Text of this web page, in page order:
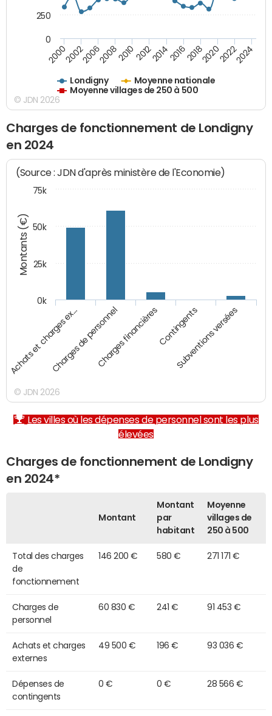
Londigny
Moyenne nationale
Moyenne villages de 250 à 500
200020022006200820102012201420162018202020222024
0
250
© JDN 2026
Charges de fonctionnement de Londigny
en 2024
Montants (€)
(Source : JDN d'après ministère de l'Economie)
Achats et charges ex…Charges de personnelCharges financièresContingents
Subventions versées
0k
50k
25k
75k
© JDN 2026
Les villes où les dépenses de personnel sont les plus
élevées
Charges de fonctionnement de Londigny
en 2024*
Montant
Montant
par
habitant
Moyenne
villages de
250 à 500
Total des charges
de
fonctionnement
146 200 € 580 € 271 171 €
Charges de
personnel
60 830 € 241 € 91 453 €
Achats et charges
externes
49 500 € 196 € 93 036 €
Dépenses de
contingents
0 € 0 € 28 566 €